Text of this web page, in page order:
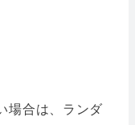
場合は、ランダ